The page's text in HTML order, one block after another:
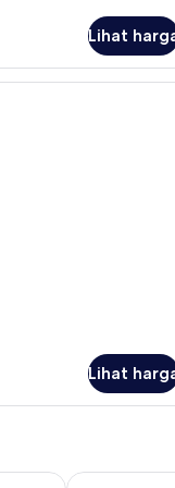
Lihat
bulu angsa, minibar,
Lihat
Sheraton